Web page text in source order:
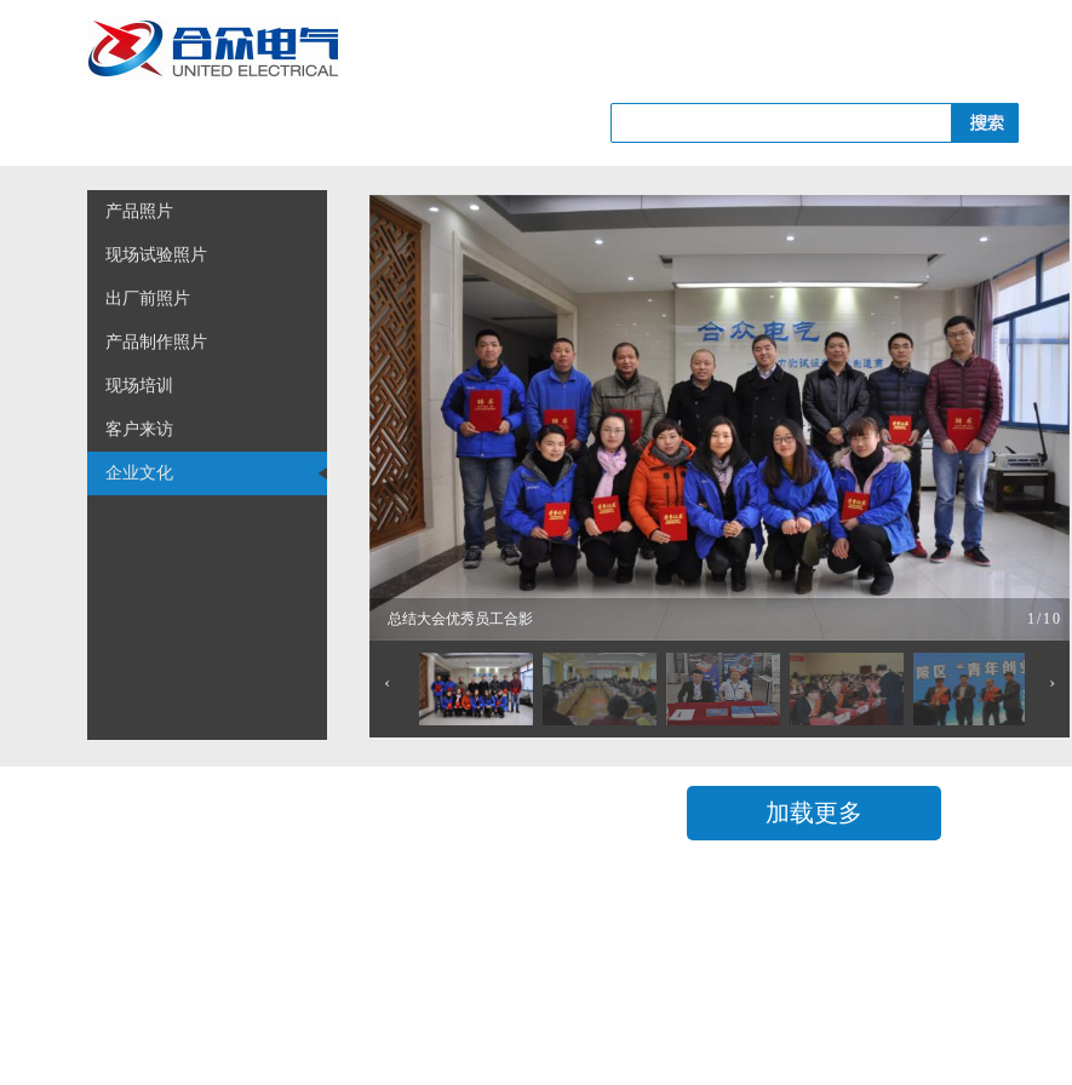
产品照片
现场试验照片
出厂前照片
产品制作照片
现场培训
客户来访
企业文化
总结大会优秀员工合影
‹ ›
1 /10
加载更多